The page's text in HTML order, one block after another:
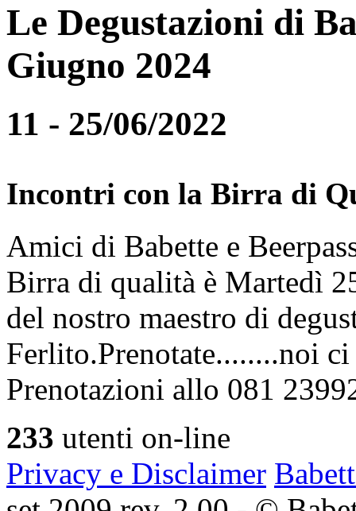
Le Degustazioni di
Giugno 2024
11 - 25/06/2022
Incontri con la Birra di
Amici di Babette e
Birra di qualità è Martedì
del nostro maestro di
Ferlito.Prenotate........noi
Prenotazioni allo 081
233 utenti on-line
Privacy e Disclaimer